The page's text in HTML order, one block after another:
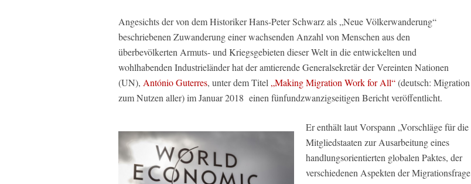
Angesichts der von dem Historiker Hans-Peter Schwarz als „Neue Völkerwanderung“
beschriebenen Zuwanderung einer wachsenden Anzahl von Menschen aus den
überbevölkerten Armuts- und Kriegsgebieten dieser Welt in die entwickelten und
wohlhabenden Industrieländer hat der amtierende Generalsekretär der Vereinten Nationen
(UN), António Guterres, unter dem Titel „Making Migration Work for All“(deutsch: Migration
zum Nutzen aller) im Januar 2018 einen fünfundzwanzigseitigen Bericht veröffentlicht.
Er enthält laut Vorspann „Vorschläge für die
Mitgliedstaaten zur Ausarbeitung eines
handlungsorientierten globalen Paktes, der
verschiedenen Aspekten der Migrationsfrage